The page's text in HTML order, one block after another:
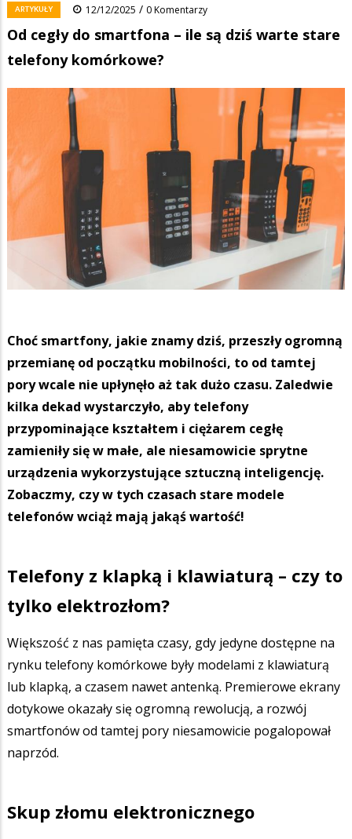
ARTYKUŁY 12/12/2025 / 0 Komentarzy
Od cegły do smartfona – ile są dziś warte stare
telefony komórkowe?
Choć smartfony, jakie znamy dziś, przeszły ogromną
przemianę od początku mobilności, to od tamtej
pory wcale nie upłynęło aż tak dużo czasu. Zaledwie
kilka dekad wystarczyło, aby telefony
przypominające kształtem i ciężarem cegłę
zamieniły się w małe, ale niesamowicie sprytne
urządzenia wykorzystujące sztuczną inteligencję.
Zobaczmy, czy w tych czasach stare modele
telefonów wciąż mają jakąś wartość!
Telefony z klapką i klawiaturą – czy to
tylko elektrozłom?
Większość z nas pamięta czasy, gdy jedyne dostępne na
rynku telefony komórkowe były modelami z klawiaturą
lub klapką, a czasem nawet antenką. Premierowe ekrany
dotykowe okazały się ogromną rewolucją, a rozwój
smartfonów od tamtej pory niesamowicie pogalopował
naprzód.
Skup złomu elektronicznego